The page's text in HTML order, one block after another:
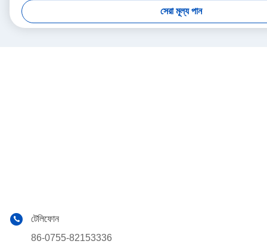
সেরা মূল্য পান
টেলিফোন
86-0755-82153336